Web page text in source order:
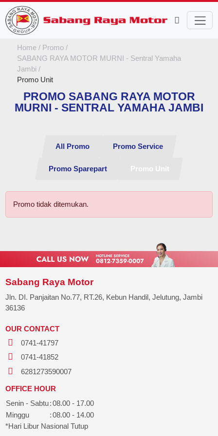
Home
Promo
SABANG RAYA MOTOR MURNI - Sentral Yamaha
Jambi
Promo Unit
PROMO SABANG RAYA MOTOR
MURNI - SENTRAL YAMAHA JAMBI
All Promo Promo Service
Promo Sparepart Promo Unit
Promo tidak ditemukan.
Sabang Raya Motor
Jln. DI. Panjaitan No.77, RT.26, Kebun Handil, Jelutung, Jambi
36136
OUR CONTACT
0741-41797
0741-41852
6281273590007
OFFICE HOUR
Senin - Sabtu:08.00 - 17.00
Minggu
:08.00 - 14.00
*Hari Libur Nasional Tutup